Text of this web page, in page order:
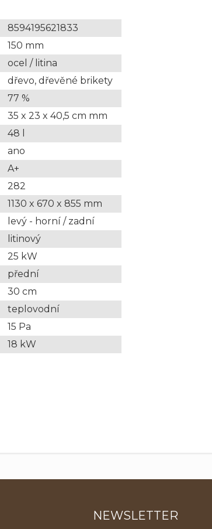
8594195621833
150 mm
ocel / litina
dřevo, dřevěné brikety
77 %
35 x 23 x 40,5 cm mm
48 l
ano
A+
282
1130 x 670 x 855 mm
levý - horní / zadní
litinový
25 kW
přední
30 cm
teplovodní
15 Pa
18 kW
NEWSLETTER